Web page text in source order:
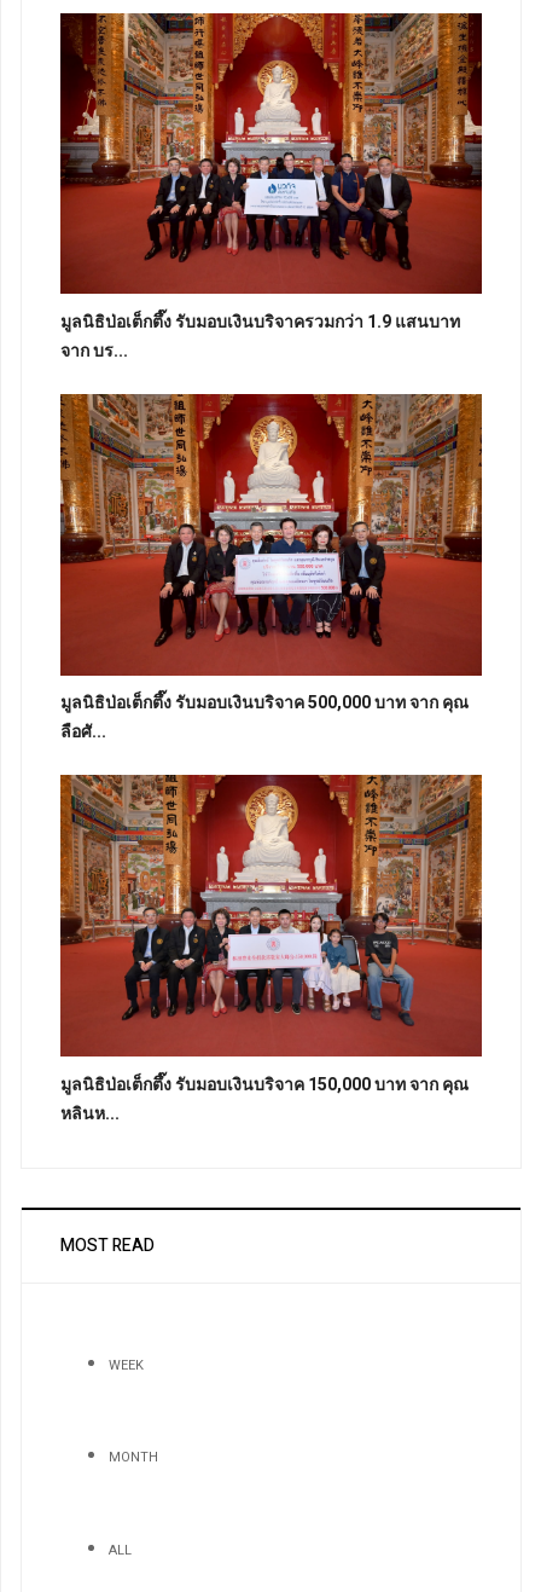
มูลนิธิป่อเต็กตึ๊ง รับมอบเงินบริจาครวมกว่า 1.9 แสนบาท
จาก บร...
มูลนิธิป่อเต็กตึ๊ง รับมอบเงินบริจาค 500,000 บาท จาก คุณ
ลือศั...
มูลนิธิป่อเต็กตึ๊ง รับมอบเงินบริจาค 150,000 บาท จาก คุณ
หลินห...
MOST READ
WEEK
MONTH
ALL